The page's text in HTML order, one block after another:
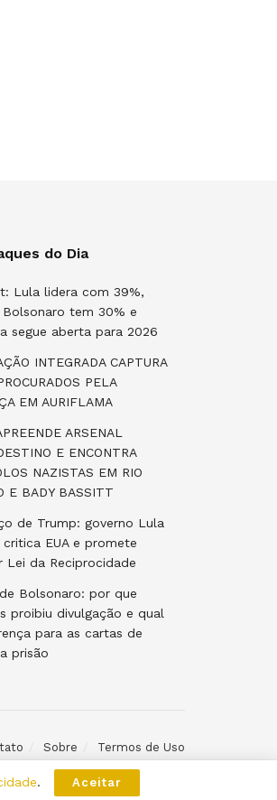
do Dia
Lula lidera com 39%,
Bolsonaro tem 30% e
segue aberta para 2026
INTEGRADA CAPTURA
PELA
EM AURIFLAMA
ARSENAL
E ENCONTRA
NAZISTAS EM RIO
E BADY BASSITT
de Trump: governo Lula
critica EUA e promete
Lei da Reciprocidade
Bolsonaro: por que
proibiu divulgação e qual
para as cartas de
prisão
Sobre Termos de Uso
. Aceitar